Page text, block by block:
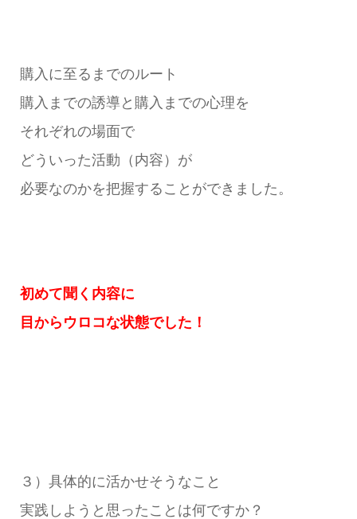
購入に至るまでのルート
購入までの誘導と購入までの心理を
それぞれの場面で
どういった活動（内容）が
必要なのかを把握することができました。
初めて聞く内容に
目からウロコな状態でした！
３）具体的に活かせそうなこと
実践しようと思ったことは何ですか？